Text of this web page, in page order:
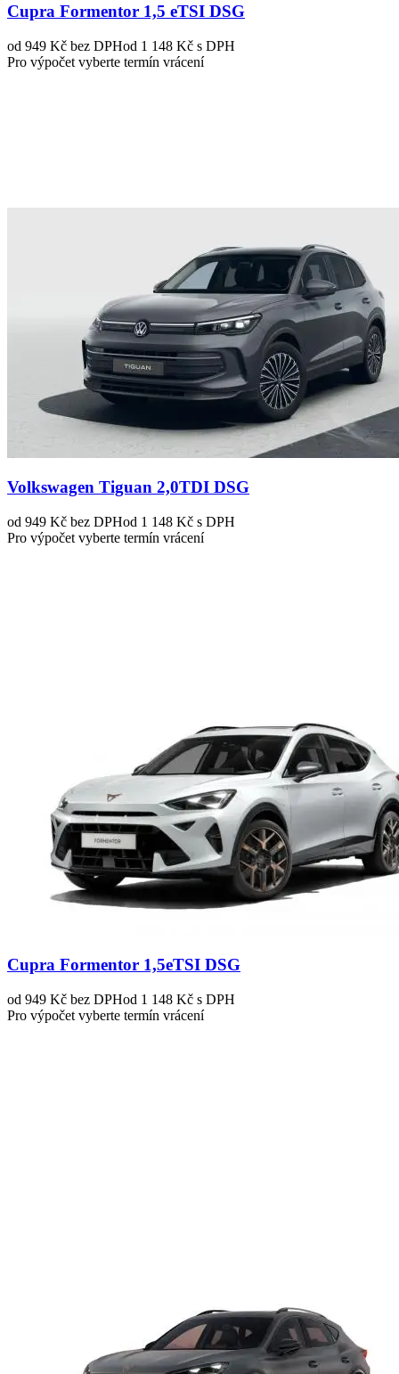
Cupra Formentor 1,5 eTSI DSG
od 949 Kč bez DPHod 1 148 Kč s DPH
Pro výpočet vyberte termín vrácení
Volkswagen Tiguan 2,0TDI DSG
od 949 Kč bez DPHod 1 148 Kč s DPH
Pro výpočet vyberte termín vrácení
Cupra Formentor 1,5eTSI DSG
od 949 Kč bez DPHod 1 148 Kč s DPH
Pro výpočet vyberte termín vrácení